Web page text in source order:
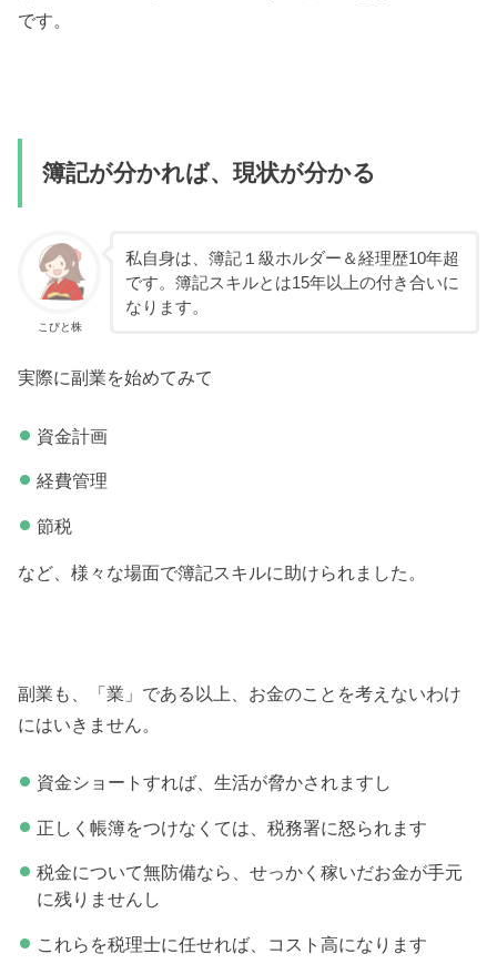
です。
簿記が分かれば、現状が分かる
こびと株
私自身は、簿記１級ホルダー＆経理歴10年超
です。簿記スキルとは15年以上の付き合いに
なります。
実際に副業を始めてみて
資金計画
経費管理
節税
など、様々な場面で簿記スキルに助けられました。
副業も、「業」である以上、お金のことを考えないわけ
にはいきません。
資金ショートすれば、生活が脅かされますし
正しく帳簿をつけなくては、税務署に怒られます
税金について無防備なら、せっかく稼いだお金が手元
に残りませんし
これらを税理士に任せれば、コスト高になります